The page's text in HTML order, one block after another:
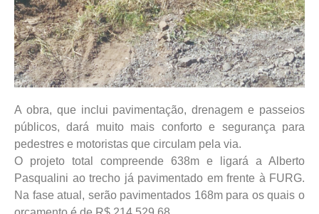
A obra, que inclui pavimentação, drenagem e passeios
públicos, dará muito mais conforto e segurança para
pedestres e motoristas que circulam pela via.
O projeto total compreende 638m e ligará a Alberto
Pasqualini ao trecho já pavimentado em frente à FURG.
Na fase atual, serão pavimentados 168m para os quais o